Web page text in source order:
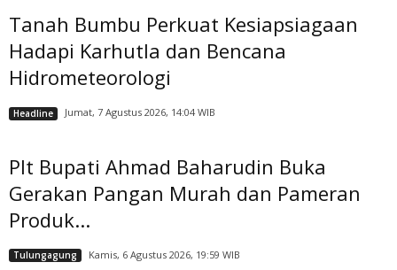
Tanah Bumbu Perkuat Kesiapsiagaan
Hadapi Karhutla dan Bencana
Hidrometeorologi
Headline Jumat, 7 Agustus 2026, 14:04 WIB
Plt Bupati Ahmad Baharudin Buka
Gerakan Pangan Murah dan Pameran
Produk...
Tulungagung Kamis, 6 Agustus 2026, 19:59 WIB